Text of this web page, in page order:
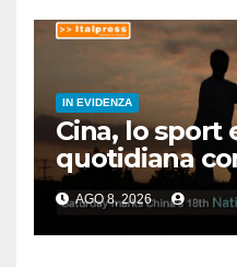
IN EVIDENZA
Cina, lo sport
quotidiana
minuti”
AGO 8, 2026